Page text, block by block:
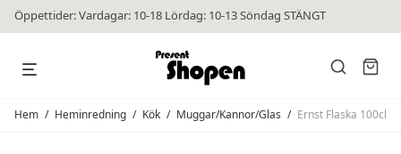
Öppettider: Vardagar: 10-18 Lördag: 10-13 Söndag STÄNGT
Hem / Heminredning / Kök / Muggar/Kannor/Glas / Ernst Flaska 100cl